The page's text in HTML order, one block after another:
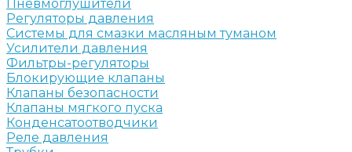
Пневмоглушители
Регуляторы давления
Системы для смазки масляным туманом
Усилители давления
Фильтры-регуляторы
Блокирующие клапаны
Клапаны безопасности
Клапаны мягкого пуска
Конденсатоотводчики
Реле давления